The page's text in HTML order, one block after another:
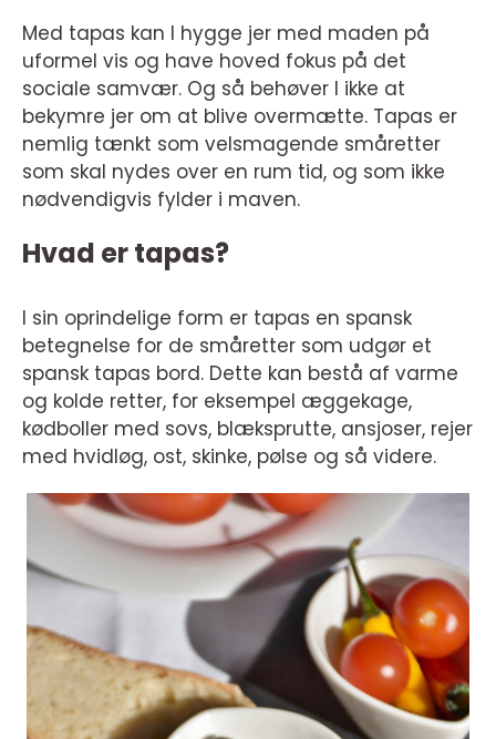
Med tapas kan I hygge jer med maden på
uformel vis og have hoved fokus på det
sociale samvær. Og så behøver I ikke at
bekymre jer om at blive overmætte. Tapas er
nemlig tænkt som velsmagende småretter
som skal nydes over en rum tid, og som ikke
nødvendigvis fylder i maven.
Hvad er tapas?
I sin oprindelige form er tapas en spansk
betegnelse for de småretter som udgør et
spansk tapas bord. Dette kan bestå af varme
og kolde retter, for eksempel æggekage,
kødboller med sovs, blæksprutte, ansjoser, rejer
med hvidløg, ost, skinke, pølse og så videre.